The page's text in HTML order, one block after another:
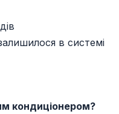
в системі
кондиціонером?